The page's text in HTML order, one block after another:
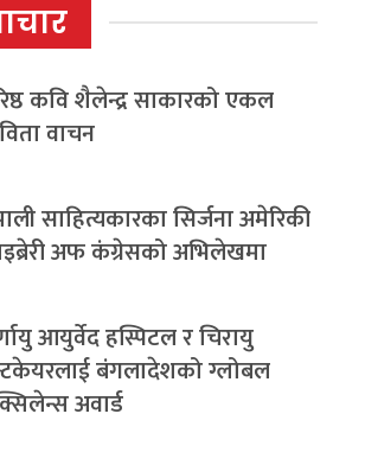
कवि शैलेन्द्र साकारको एकल
वाचन
साहित्यकारका सिर्जना अमेरिकी
अफ कंग्रेसको अभिलेखमा
आयुर्वेद हस्पिटल र चिरायु
बंगलादेशको ग्लोबल
अवार्ड